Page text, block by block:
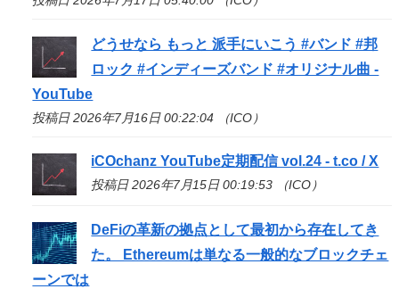
どうせなら もっと 派手にいこう #バンド #邦
ロック #インディーズバンド #オリジナル曲 -
YouTube
投稿日 2026年7月16日 00:22:04 （ICO）
iCOchanz YouTube定期配信 vol.24 - t.co / X
投稿日 2026年7月15日 00:19:53 （ICO）
DeFiの革新の拠点として最初から存在してき
た。 Ethereumは単なる一般的なブロックチェ
ーンでは